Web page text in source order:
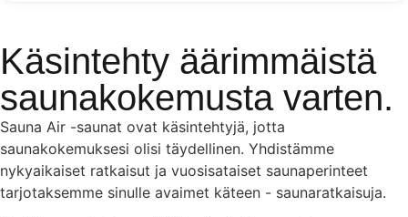
Käsintehty äärimmäistä
saunakokemusta varten.
Sauna Air -saunat ovat käsintehtyjä, jotta
saunakokemuksesi olisi täydellinen. Yhdistämme
nykyaikaiset ratkaisut ja vuosisataiset saunaperinteet
tarjotaksemme sinulle avaimet käteen - saunaratkaisuja.